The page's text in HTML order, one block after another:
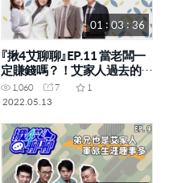
01 : 03 : 36
『揪4艾聊聊』EP.11 當老闆一
定賺錢嗎？！艾家人過去的經
營故事 (黃郁媛STM 黃筱粧
RM 蘇坤標RM 王駿豪STM)
1,060 7
1
2022.05.13